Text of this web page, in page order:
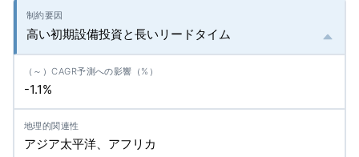
高い初期設備投資と長いリードタイム
-1.1%
アジア太平洋、アフリカ